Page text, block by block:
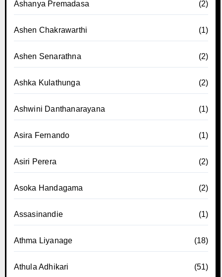
Ashanya Premadasa (2)
Ashen Chakrawarthi (1)
Ashen Senarathna (2)
Ashka Kulathunga (2)
Ashwini Danthanarayana (1)
Asira Fernando (1)
Asiri Perera (2)
Asoka Handagama (2)
Assasinandie (1)
Athma Liyanage (18)
Athula Adhikari (51)